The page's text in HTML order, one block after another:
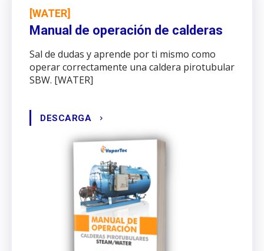
[WATER]
Manual de operación de calderas
Sal de dudas y aprende por ti mismo como
operar correctamente una caldera pirotubular
SBW. [WATER]
DESCARGA